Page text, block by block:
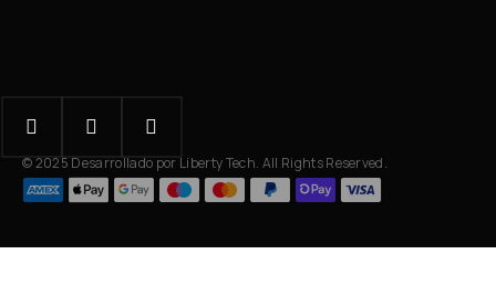
© 2025 Desarrollado por Liberty Tech. All Rights Reserved.